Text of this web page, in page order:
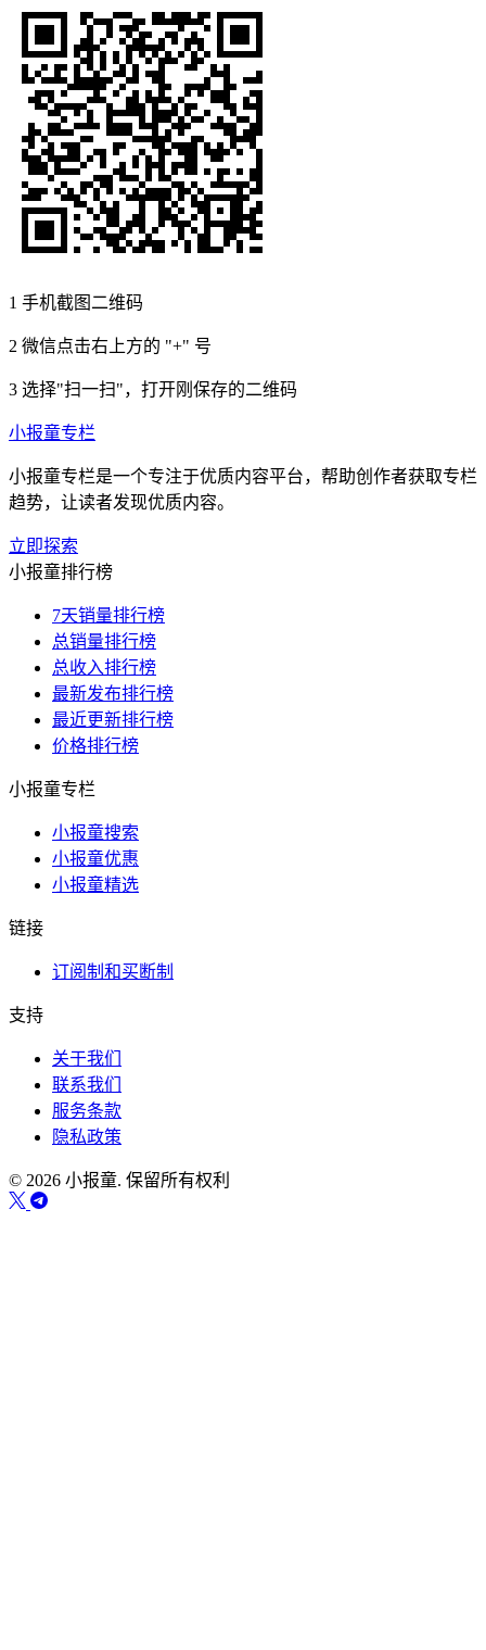
1 手机截图二维码
2 微信点击右上方的 "+" 号
3 选择"扫一扫"，打开刚保存的二维码
小报童专栏
小报童专栏是一个专注于优质内容平台，帮助创作者获取专栏
趋势，让读者发现优质内容。
立即探索
小报童排行榜
7天销量排行榜
总销量排行榜
总收入排行榜
最新发布排行榜
最近更新排行榜
价格排行榜
小报童专栏
小报童搜索
小报童优惠
小报童精选
链接
订阅制和买断制
支持
关于我们
联系我们
服务条款
隐私政策
© 2026 小报童. 保留所有权利